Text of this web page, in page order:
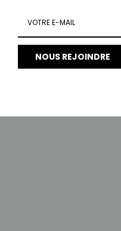
NOUS REJOINDRE